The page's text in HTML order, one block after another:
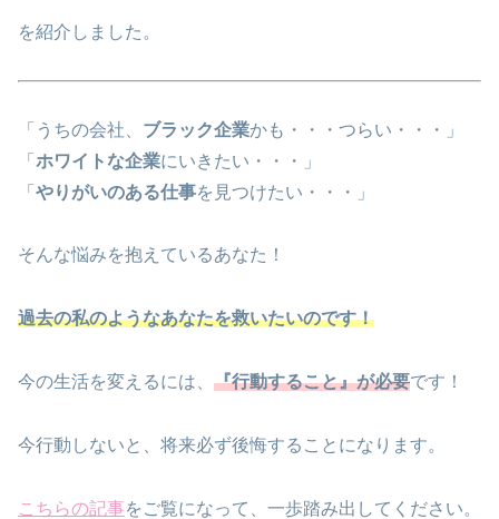
を紹介しました。
「うちの会社、 ブラック企業かも・・・つらい・・・」
「 ホワイトな企業にいきたい・・・」
「 やりがいのある仕事を見つけたい・・・」
そんな悩みを抱えているあなた！
過去の私のようなあなたを救いたいのです！
今の生活を変えるには、 『行動すること』が必要です！
今行動しないと、将来必ず後悔することになります。
こちらの記事をご覧になって、一歩踏み出してください。